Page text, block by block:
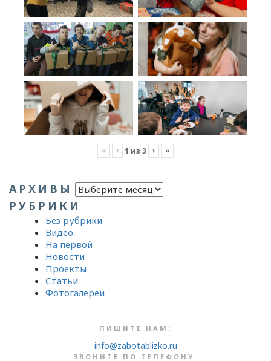
« ‹ 1 из 3 › »
АРХИВЫ Архивы
РУБРИКИ
Без рубрики
Видео
На первой
Новости
Проекты
Статьи
Фотогалереи
ПИШИТЕ НАМ:
info@zabotablizko.ru
ЗВОНИТЕ ПО ТЕЛЕФОНУ: